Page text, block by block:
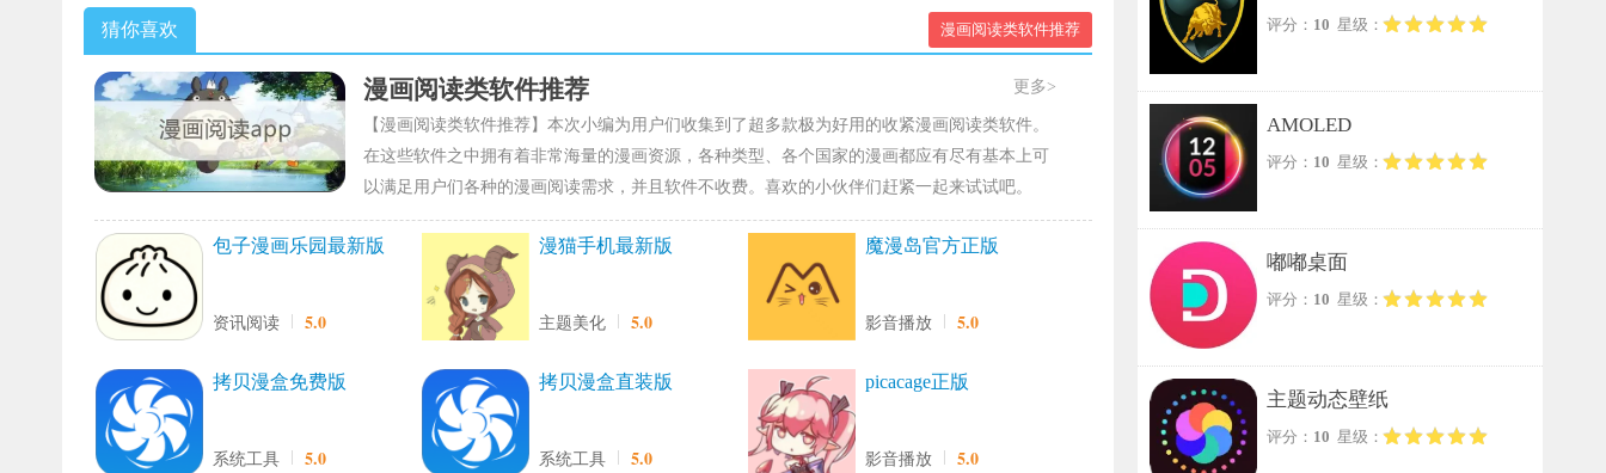
猜你喜欢 漫画阅读类软件推荐
漫画阅读类软件推荐 更多>
【漫画阅读类软件推荐】本次小编为用户们收集到了超多款极为好用的收紧漫画阅读类软件。
在这些软件之中拥有着非常海量的漫画资源，各种类型、各个国家的漫画都应有尽有基本上可
以满足用户们各种的漫画阅读需求，并且软件不收费。喜欢的小伙伴们赶紧一起来试试吧。
包子漫画乐园最新版
资讯阅读 5.0
漫猫手机最新版
主题美化 5.0
魔漫岛官方正版
影音播放 5.0
拷贝漫盒免费版
系统工具 5.0
拷贝漫盒直装版
系统工具 5.0
picacage正版
影音播放 5.0
评分： 10 星级：
AMOLED
评分： 10 星级：
嘟嘟桌面
评分： 10 星级：
主题动态壁纸
评分： 10 星级：